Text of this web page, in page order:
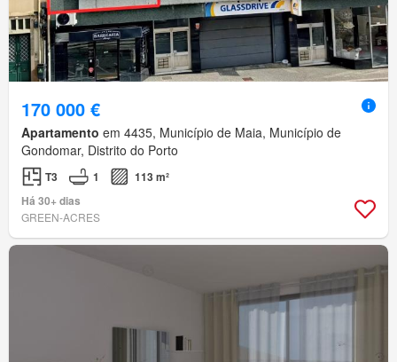
170 000 €
Apartamento em 4435, Município de Maia, Município de
Gondomar, Distrito do Porto
T3 1
113 m²
Há 30+ dias
GREEN-ACRES